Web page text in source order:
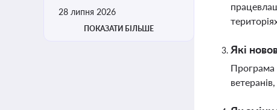
28 липня 2026
ПОКАЗАТИ БІЛЬШЕ
Які
Програма